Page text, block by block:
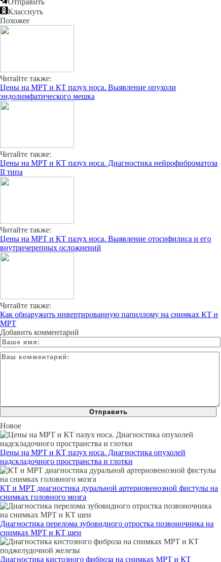
Отправить
Класснуть
Похожее
Читайте также:
Цены на МРТ и КТ пазух носа. Выявление опухоли
эндолимфатического мешка
Читайте также:
Цены на МРТ и КТ пазух носа. Диагностика нейрофиброматоза
II типа
Читайте также:
Цены на МРТ и КТ пазух носа. Выявление отосифилиса и его
внутричерепных осложнений
Читайте также:
Как обнаружить инвертированную папиллому на снимках КТ и
МРТ
Добавить комментарий
Новое
Цены на МРТ и КТ пазух носа. Диагностика опухолей
надскладочного пространства и глотки
КТ и МРТ диагностика дуральной артериовенозной фистулы на
снимках головного мозга
Диагностика перелома зубовидного отростка позвоночника на
снимках МРТ и КТ шеи
Диагностика кистозного фиброза на снимках МРТ и КТ